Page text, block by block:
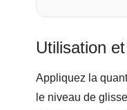
Utilisation
Appliquez la
le niveau de